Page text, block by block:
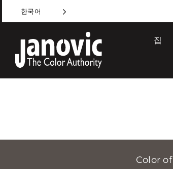
to
content
한국어
집
Color